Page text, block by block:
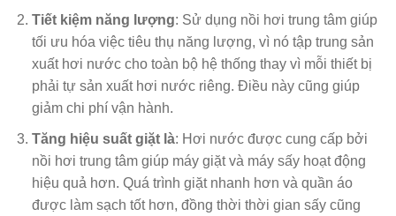
Tiết kiệm năng lượng: Sử dụng nồi hơi trung tâm giúp
tối ưu hóa việc tiêu thụ năng lượng, vì nó tập trung sản
xuất hơi nước cho toàn bộ hệ thống thay vì mỗi thiết bị
phải tự sản xuất hơi nước riêng. Điều này cũng giúp
giảm chi phí vận hành.
Tăng hiệu suất giặt là: Hơi nước được cung cấp bởi
nồi hơi trung tâm giúp máy giặt và máy sấy hoạt động
hiệu quả hơn. Quá trình giặt nhanh hơn và quần áo
được làm sạch tốt hơn, đồng thời thời gian sấy cũng